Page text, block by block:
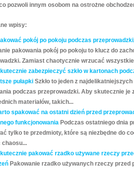
pozwoli innym osobom na ostrożne
wpisy:
pokój po pokoju podczas
pakowania pokój po pokoju to klucz do
Zamiast chaotycznie wrzucać
zabezpieczyć szkło w kartonach
pułapki Szkło to jeden z
podczas przeprowadzki. Aby skutecznie je
materiałów, takich...
spakować na ostatni dzień przed
funkcjonowania Podczas ostatniego dnia
tylko te przedmioty, które są niezbędne do
chaosu...
pakować rzadko używane rzeczy
Pakowanie rzadko używanych rzeczy